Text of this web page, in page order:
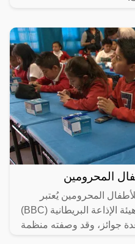
المحرومين
المحرومين يُعتبر
برنامج "درس" الذي أطلقته هيئة الإذاعة البريطانية (BBC)
جوائز، وقد وصفته منظمة